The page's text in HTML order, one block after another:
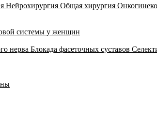
Нейрохирургия Общая хирургия
системы у женщин
нерва Блокада фасеточных суставов